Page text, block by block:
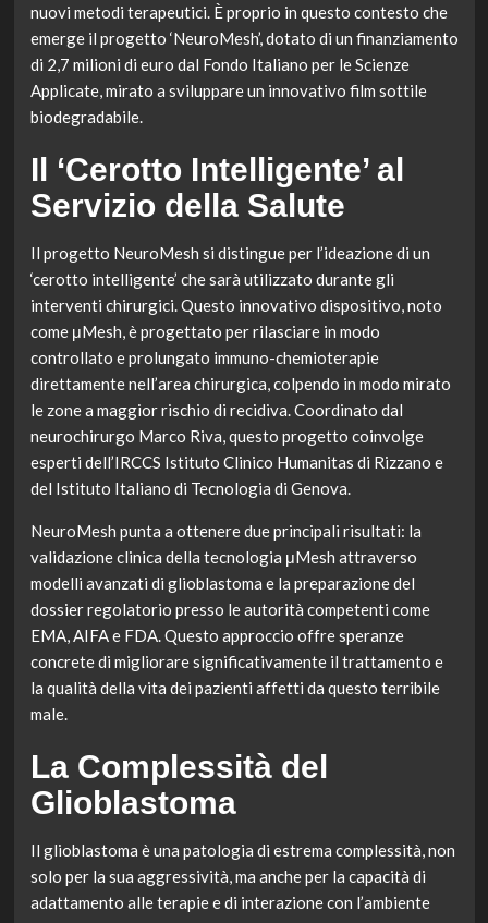
nuovi metodi terapeutici. È proprio in questo contesto che
emerge il progetto ‘NeuroMesh’, dotato di un finanziamento
di 2,7 milioni di euro dal Fondo Italiano per le Scienze
Applicate, mirato a sviluppare un innovativo film sottile
biodegradabile.
Il ‘Cerotto Intelligente’ al
Servizio della Salute
Il progetto NeuroMesh si distingue per l’ideazione di un
‘cerotto intelligente’ che sarà utilizzato durante gli
interventi chirurgici. Questo innovativo dispositivo, noto
come μMesh, è progettato per rilasciare in modo
controllato e prolungato immuno-chemioterapie
direttamente nell’area chirurgica, colpendo in modo mirato
le zone a maggior rischio di recidiva. Coordinato dal
neurochirurgo Marco Riva, questo progetto coinvolge
esperti dell’IRCCS Istituto Clinico Humanitas di Rizzano e
del Istituto Italiano di Tecnologia di Genova.
NeuroMesh punta a ottenere due principali risultati: la
validazione clinica della tecnologia μMesh attraverso
modelli avanzati di glioblastoma e la preparazione del
dossier regolatorio presso le autorità competenti come
EMA, AIFA e FDA. Questo approccio offre speranze
concrete di migliorare significativamente il trattamento e
la qualità della vita dei pazienti affetti da questo terribile
male.
La Complessità del
Glioblastoma
Il glioblastoma è una patologia di estrema complessità, non
solo per la sua aggressività, ma anche per la capacità di
adattamento alle terapie e di interazione con l’ambiente